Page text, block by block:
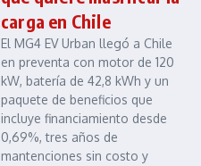
carga en Chile
El MG4 EV Urban llegó a Chile
en preventa con motor de 120
kW, batería de 42,8 kWh y un
paquete de beneficios que
incluye financiamiento desde
0,69%, tres años de
mantenciones sin costo y